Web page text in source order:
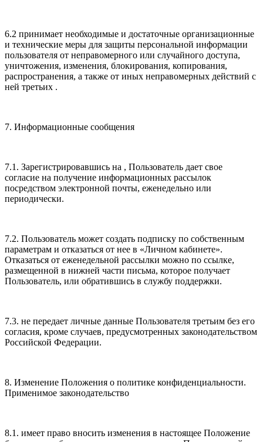
6.2 принимает необходимые и достаточные организационные
и технические меры для защиты персональной информации
пользователя от неправомерного или случайного доступа,
уничтожения, изменения, блокирования, копирования,
распространения, а также от иных неправомерных действий с
ней третьих .
7. Информационные сообщения
7.1. Зарегистрировавшись на , Пользователь дает свое
согласие на получение информационных рассылок
посредством электронной почты, еженедельно или
периодически.
7.2. Пользователь может создать подписку по собственным
параметрам и отказаться от нее в «Личном кабинете».
Отказаться от еженедельной рассылки можно по ссылке,
размещенной в нижней части письма, которое получает
Пользователь, или обратившись в службу поддержки.
7.3. не передает личные данные Пользователя третьим без его
согласия, кроме случаев, предусмотренных законодательством
Российской Федерации.
8. Изменение Положения о политике конфиденциальности.
Применимое законодательство
8.1. имеет право вносить изменения в настоящее Положение